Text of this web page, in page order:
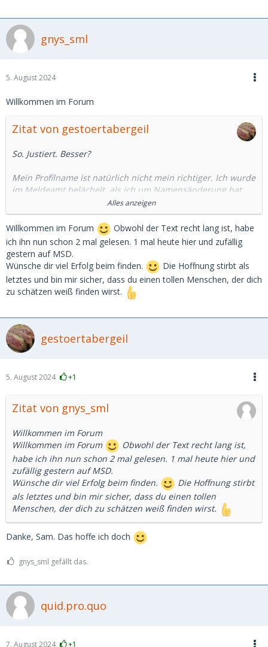
gnys_sml
5. August 2024
Willkommen im Forum
Zitat von gestoertabergeil
So. Justiert. Besser?
Mein Profilname ist natürlich nicht mein richtiger. Ich wurde
im Meldeamt belächelt, als ich um Namensänderung bat,
obwohl er doch recht zutreffend ist. Es bleibt also bei Anna.
Habe die Ehre.
Um den möglichen Prozess etwas zu beschleunigen,
beginne ich mit den Informationen, die einen virtuellen
Swipe in die für dich richtige Richtung wohl beeinflussen
würden und hoffentlich werden, wenn du ehrlich zu dir
selbst bist.
Für alle, deren Aufnahmefähigkeit schnell erschöpft ist,
1. Suche SB/SD auf Niveau, sprich intellektuell und
emotional – Reihenfolge einer solchen Beziehung eher
Mann, um nicht allein zu sein (das kann ich nämlich sehr
Gefährten, darfst auch gern schlauer sein als ich
3. Ich bin keine Frau für ONS, Camsex, Vögeln ohne SuV und
ohne Gummi schon gar nicht – suchst du das, block mich
lieber gleich. Nichts widert mich mehr an, als der Gedanke,
dass mein „Gefährte“ belanglos und ohne Angst jede Woche
eine andere verführt (um charmant zu bleiben)
4. Ich habe nicht viel Zeit. Die, die mir zur Verfügung steht
möchte ich genießen. Im Klartext heisst das: 1x die Woche
ohne Probleme – mit Planung auch mehr. Mobilität: ja,
Zeitfaktor müsste berücksichtigt werden
5. Ich beantworte zu o.g. jegliche Frage ehrlich
Wurfjahr: 1980
Status: ledig
Kinder: im Moment sind 3 im Haus, eines davon ist meines,
Alles anzeigen
Willkommen im Forum
Obwohl der Text recht lang ist, habe
ich ihn nun schon 2 mal gelesen. 1 mal heute hier und zufällig
gestern auf MSD.
Wünsche dir viel Erfolg beim finden.
Die Hoffnung stirbt als
letztes und bin mir sicher, dass du einen tollen Menschen, der dich
zu schätzen weiß finden wirst.
gestoertabergeil
5. August 2024 +1
Zitat von gnys_sml
Willkommen im Forum
Willkommen im Forum
Obwohl der Text recht lang ist,
habe ich ihn nun schon 2 mal gelesen. 1 mal heute hier und
zufällig gestern auf MSD.
Wünsche dir viel Erfolg beim finden.
Die Hoffnung stirbt
als letztes und bin mir sicher, dass du einen tollen
Menschen, der dich zu schätzen weiß finden wirst.
Danke, Sam. Das hoffe ich doch
gnys_sml gefällt das.
quid.pro.quo
7. August 2024 +1